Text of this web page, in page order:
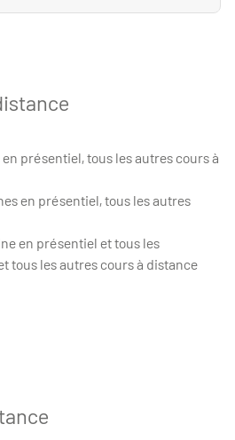
présentiel, tous les autres cours à
en présentiel, tous les autres
en présentiel et tous les
tous les autres cours à distance